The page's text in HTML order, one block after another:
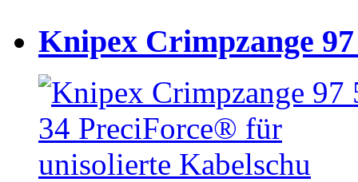
Knipex Crimpzange 97